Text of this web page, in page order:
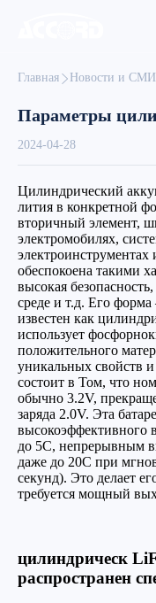
Главная Новости и СМИ
Параметры
2024-04-28
Цилиндрический
лития в конкретной
вторичный элемент,
электромобилях,
электроинструментах
обеспокоена такими
высокая
среде и т.д. Его
известен как
использует
положительного
уникальных свойств и
состоит в Том, что
обычно 3.2V,
заряда 2.0V. Эта
высокоэффективного
до 5C, непрерывным
даже до 20C при
секунд). Это делает
требуется мощный
цилиндрическ
распространен